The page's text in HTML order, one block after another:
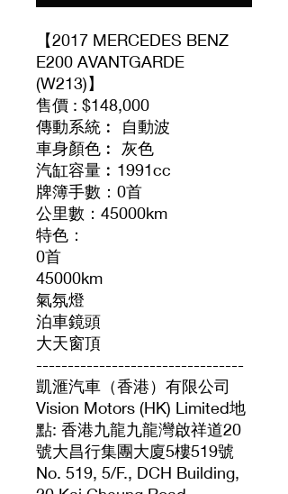
【2017 MERCEDES BENZ
E200 AVANTGARDE
(W213)】
售價 : $148,000
傳動系統︰ 自動波
車身顏色︰ 灰色
汽缸容量︰1991cc
牌簿手數：0首
公里數：45000km
特色：
0首
45000km
氣氛燈
泊車鏡頭
大天窗頂
---------------------------------
凱滙汽車（香港）有限公司
Vision Motors (HK) Limited地
點: 香港九龍九龍灣啟祥道20
號大昌行集團大廈5樓519號
No. 519, 5/F., DCH Building,